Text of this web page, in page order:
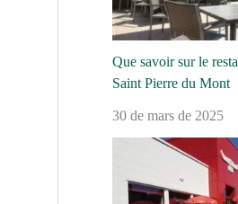
Que savoir sur le
Saint Pierre du Mont
30 de mars de 2025